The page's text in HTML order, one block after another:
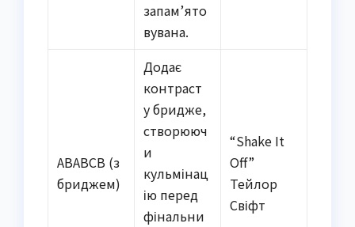
запам’ято
вувана.
ABABCB (з
бриджем)
Додає
контраст
у бридже,
створююч
и
кульмінац
ію перед
фінальни
“Shake It
Off”
Тейлор
Свіфт